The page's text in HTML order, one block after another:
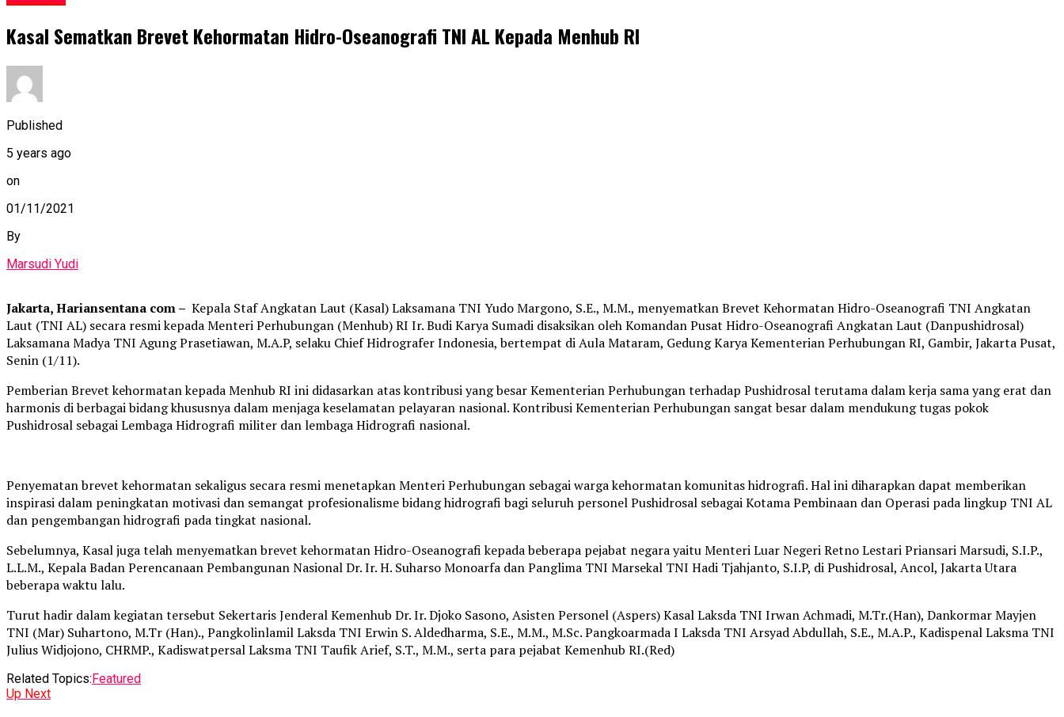
Kasal Sematkan Brevet Kehormatan Hidro-Oseanografi TNI AL Kepada Menhub RI
Published
5 years ago
on
01/11/2021
By
Marsudi Yudi
Jakarta, Hariansentana com – Kepala Staf Angkatan Laut (Kasal) Laksamana TNI Yudo Margono, S.E., M.M., menyematkan Brevet Kehormatan Hidro-Oseanografi TNI Angkatan
Laut (TNI AL) secara resmi kepada Menteri Perhubungan (Menhub) RI Ir. Budi Karya Sumadi disaksikan oleh Komandan Pusat Hidro-Oseanografi Angkatan Laut (Danpushidrosal)
Laksamana Madya TNI Agung Prasetiawan, M.A.P, selaku Chief Hidrografer Indonesia, bertempat di Aula Mataram, Gedung Karya Kementerian Perhubungan RI, Gambir, Jakarta Pusat,
Senin (1/11).
Pemberian Brevet kehormatan kepada Menhub RI ini didasarkan atas kontribusi yang besar Kementerian Perhubungan terhadap Pushidrosal terutama dalam kerja sama yang erat dan
harmonis di berbagai bidang khususnya dalam menjaga keselamatan pelayaran nasional. Kontribusi Kementerian Perhubungan sangat besar dalam mendukung tugas pokok
Pushidrosal sebagai Lembaga Hidrografi militer dan lembaga Hidrografi nasional.
Penyematan brevet kehormatan sekaligus secara resmi menetapkan Menteri Perhubungan sebagai warga kehormatan komunitas hidrografi. Hal ini diharapkan dapat memberikan
inspirasi dalam peningkatan motivasi dan semangat profesionalisme bidang hidrografi bagi seluruh personel Pushidrosal sebagai Kotama Pembinaan dan Operasi pada lingkup TNI AL
dan pengembangan hidrografi pada tingkat nasional.
Sebelumnya, Kasal juga telah menyematkan brevet kehormatan Hidro-Oseanografi kepada beberapa pejabat negara yaitu Menteri Luar Negeri Retno Lestari Priansari Marsudi, S.I.P.,
L.L.M., Kepala Badan Perencanaan Pembangunan Nasional Dr. Ir. H. Suharso Monoarfa dan Panglima TNI Marsekal TNI Hadi Tjahjanto, S.I.P, di Pushidrosal, Ancol, Jakarta Utara
beberapa waktu lalu.
Turut hadir dalam kegiatan tersebut Sekertaris Jenderal Kemenhub Dr. Ir. Djoko Sasono, Asisten Personel (Aspers) Kasal Laksda TNI Irwan Achmadi, M.Tr.(Han), Dankormar Mayjen
TNI (Mar) Suhartono, M.Tr (Han)., Pangkolinlamil Laksda TNI Erwin S. Aldedharma, S.E., M.M., M.Sc. Pangkoarmada I Laksda TNI Arsyad Abdullah, S.E., M.A.P., Kadispenal Laksma TNI
Julius Widjojono, CHRMP., Kadiswatpersal Laksma TNI Taufik Arief, S.T., M.M., serta para pejabat Kemenhub RI.(Red)
Related Topics:Featured
Up Next